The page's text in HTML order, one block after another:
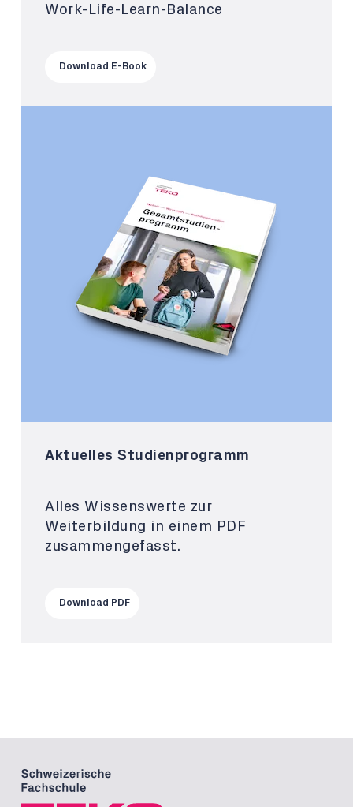
Work-Life-Learn-Balance
Download E-Book
Aktuelles Studienprogramm
Alles Wissenswerte zur
Weiterbildung in einem PDF
zusammengefasst.
Download PDF